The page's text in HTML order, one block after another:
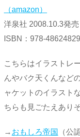
（amazon）
洋泉社 2008.10.3発売
ISBN：978-
こちらはイラストレ
んやバク天くんなど
ャケットのイラスト
ちらも見ごたえあり
→ おもしろ帝国
（公